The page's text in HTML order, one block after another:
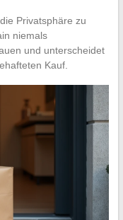
Privatsphäre zu
niemals
und unterscheidet
Kauf.